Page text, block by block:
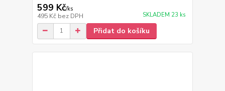
599 Kč/ks
495 Kč bez DPH SKLADEM 23 ks
Přidat do košíku